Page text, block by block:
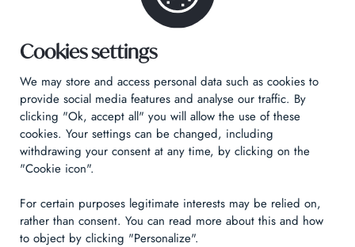
Datenschutzrichtlinie
Rechtliche Hinweise
Technical & Legal informations
Made byIzhak
Cookies settings
We may store and access personal data such as cookies to
provide social media features and analyse our traffic. By
clicking "Ok, accept all" you will allow the use of these
cookies. Your settings can be changed, including
withdrawing your consent at any time, by clicking on the
"Cookie icon".
For certain purposes legitimate interests may be relied on,
rather than consent. You can read more about this and how
to object by clicking "Personalize".